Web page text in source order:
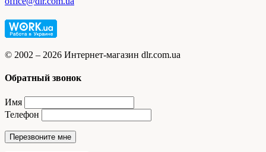
© 2002 – 2026 Интернет-магазин dlr.com.ua
Обратный звонок
Имя
Телефон
Перезвоните мне